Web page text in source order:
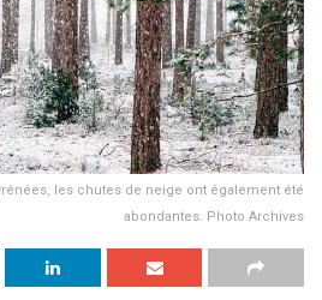
les chutes de neige ont également été
abondantes. Photo Archives